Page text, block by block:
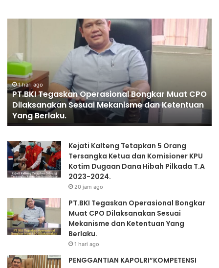
Bongkar
Muat
CPO
Dilaksanakan
Sesuai
Mekanisme
dan
Ketentuan
Berlaku.
1 hari ago
PT.BKI Tegaskan Operasional Bongkar Muat CPO
Dilaksanakan Sesuai Mekanisme dan Ketentuan
Yang Berlaku.
Kejati Kalteng Tetapkan 5 Orang
Tersangka Ketua dan Komisioner KPU
Kotim Dugaan Dana Hibah Pilkada T.A
2023-2024.
20 jam ago
PT.BKI Tegaskan Operasional Bongkar
Muat CPO Dilaksanakan Sesuai
Mekanisme dan Ketentuan Yang
Berlaku.
1 hari ago
PENGGANTIAN KAPOLRI”KOMPETENSI